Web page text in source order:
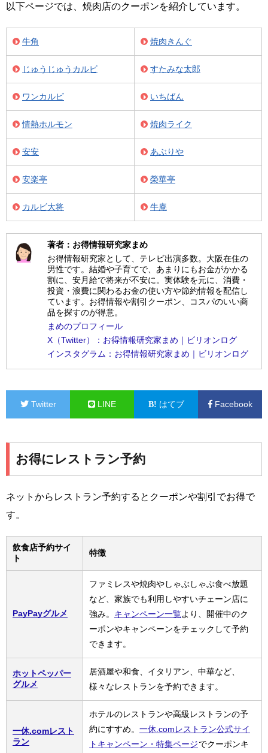
以下ページでは、焼肉店のクーポンを紹介しています。
牛角 焼肉きんぐ
じゅうじゅうカルビ すたみな太郎
ワンカルビ いちばん
情熱ホルモン 焼肉ライク
安安 あぶりや
安楽亭 榮華亭
カルビ大将 牛庵
著者：お得情報研究家まめ
お得情報研究家として、テレビ出演多数。大阪在住の
男性です。結婚や子育てで、あまりにもお金がかかる
割に、安月給で将来が不安に。実体験を元に、消費・
投資・浪費に関わるお金の使い方や節約情報を配信し
ています。お得情報や割引クーポン、コスパのいい商
品を探すのが得意。
まめのプロフィール
X（Twitter）：お得情報研究家まめ｜ビリオンログ
インスタグラム：お得情報研究家まめ｜ビリオンログ
Twitter LINE はてブ Facebook
お得にレストラン予約
ネットからレストラン予約するとクーポンや割引でお得で
す。
飲食店予約サイ
ト
特徴
PayPayグルメ
ファミレスや焼肉やしゃぶしゃぶ食べ放題
など、家族でも利用しやすいチェーン店に
強み。 キャンペーン一覧より、開催中のク
ーポンやキャンペーンをチェックして予約
できます。
ホットペッパー
グルメ
居酒屋や和食、イタリアン、中華など、
様々なレストランを予約できます。
一休.comレスト
ラン
ホテルのレストランや高級レストランの予
約にすすめ。 一休.comレストラン公式サイ
トキャンペーン・特集ページでクーポンキ